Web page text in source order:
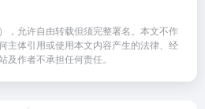
，允许自由转载但须完整署名。本文不作
主体引用或使用本文内容产生的法律、经
作者不承担任何责任。